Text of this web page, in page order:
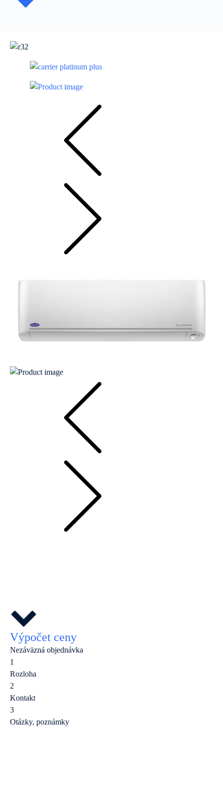
Výpočet ceny
Nezáväzná objednávka
1
Rozloha
2
Kontakt
3
Otázky, poznámky